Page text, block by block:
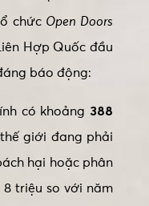
chức Open Doors
Hợp Quốc đầu
báo động:
có khoảng 388
giới đang phải
hại hoặc phân
triệu so với năm